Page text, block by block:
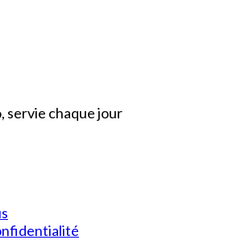
servie chaque jour